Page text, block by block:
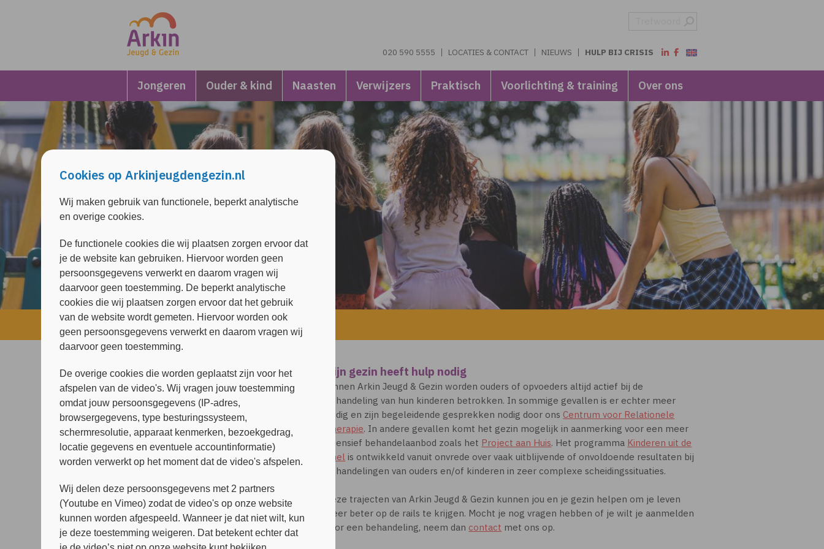
020 590 5555 LOCATIES & CONTACT NIEUWS HULP BIJ CRISIS
Jongeren Ouder & kind Naasten Verwijzers Praktisch Voorlichting & training Over ons
Home»Ouder & kind» Mijn gezin heeft hulp nodig
Mijn gezin heeft hulp nodig
Centrum voor Relationele
Therapie
Kinderen uit de Knel
Project aan Huis
Mijn gezin heeft hulp nodig
Binnen Arkin Jeugd & Gezin worden ouders of opvoeders altijd actief bij de
behandeling van hun kinderen betrokken. In sommige gevallen is er echter meer
nodig en zijn begeleidende gesprekken nodig door ons Centrum voor Relationele
Therapie. In andere gevallen komt het gezin mogelijk in aanmerking voor een meer
intensief behandelaanbod zoals het Project aan Huis. Het programma Kinderen uit de
Knel is ontwikkeld vanuit onvrede over vaak uitblijvende of onvoldoende resultaten bij
behandelingen van ouders en/of kinderen in zeer complexe scheidingssituaties.
Deze trajecten van Arkin Jeugd & Gezin kunnen jou en je gezin helpen om je leven
weer beter op de rails te krijgen. Mocht je nog vragen hebben of je wilt je aanmelden
voor een behandeling, neem dan contact met ons op.
Cookies op Arkinjeugdengezin.nl
Wij maken gebruik van functionele, beperkt analytische
en overige cookies.
De functionele cookies die wij plaatsen zorgen ervoor dat
je de website kan gebruiken. Hiervoor worden geen
persoonsgegevens verwerkt en daarom vragen wij
daarvoor geen toestemming. De beperkt analytische
cookies die wij plaatsen zorgen ervoor dat het gebruik
van de website wordt gemeten. Hiervoor worden ook
geen persoonsgegevens verwerkt en daarom vragen wij
daarvoor geen toestemming.
De overige cookies die worden geplaatst zijn voor het
afspelen van de video's. Wij vragen jouw toestemming
omdat jouw persoonsgegevens (IP-adres,
browsergegevens, type besturingssysteem,
schermresolutie, apparaat kenmerken, bezoekgedrag,
locatie gegevens en eventuele accountinformatie)
worden verwerkt op het moment dat de video's afspelen.
Wij delen deze persoonsgegevens met 2 partners
(Youtube en Vimeo) zodat de video's op onze website
kunnen worden afgespeeld. Wanneer je dat niet wilt, kun
je deze toestemming weigeren. Dat betekent echter dat